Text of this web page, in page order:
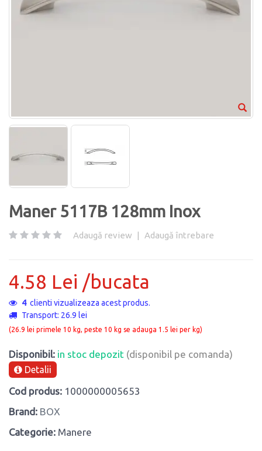
Maner 5117B 128mm Inox
Adaugă review | Adaugă întrebare
4.58 Lei /bucata
4clienti vizualizeaza acest produs.
Transport: 26.9 lei
(26.9 lei primele 10 kg, peste 10 kg se adauga 1.5 lei per kg)
Disponibil: in stoc depozit (disponibil pe comanda)
Detalii
Cod produs: 1000000005653
Brand: BOX
Categorie: Manere